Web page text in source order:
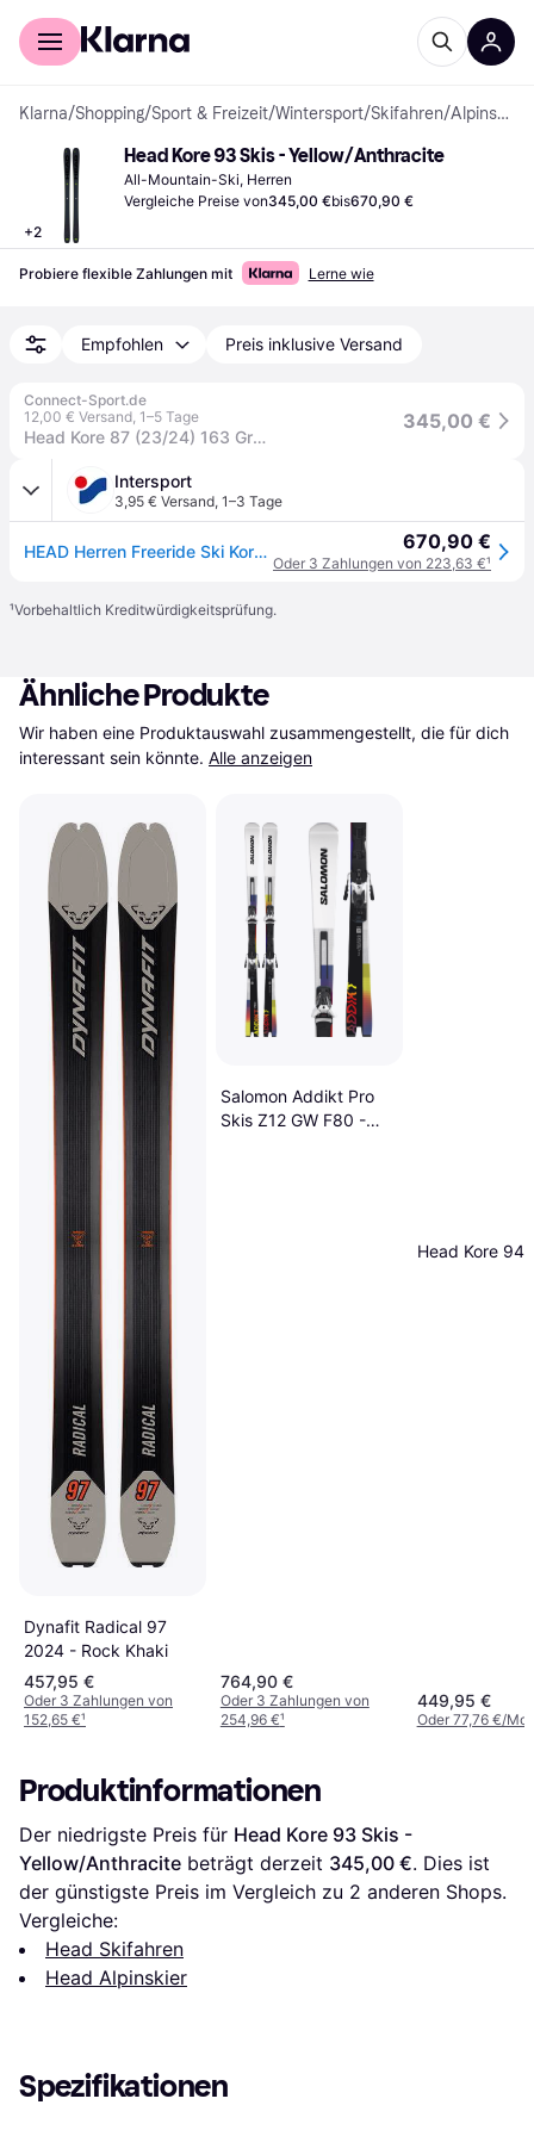
Für Shopper
Klarna/Shopping/Sport & Freizeit/Wintersport/Skifahren/ Alpinskier
+2
Head Kore 93 Skis - Yellow/Anthracite
All-Mountain-Ski, Herren
Vergleiche Preise von345,00 €bis670,90 €
Probiere flexible Zahlungen mit Lerne wie
Empfohlen Preis inklusive Versand
Connect-Sport.de
12,00 € Versand, 1–5 Tage
Head Kore 87 (23/24) 163 Gr/anth
345,00 €
Intersport
3,95 € Versand, 1–3 Tage
HEAD Herren Freeride Ski Kore 93 yw/anth 670,90 €
Oder 3 Zahlungen von 223,63 €¹
¹Vorbehaltlich Kreditwürdigkeitsprüfung.
Ähnliche Produkte
Wir haben eine Produktauswahl zusammengestellt, die für dich
interessant sein könnte. Alle anzeigen
Dynafit Radical 97
2024 - Rock Khaki
457,95 €
Oder 3 Zahlungen von
152,65 €¹
Salomon Addikt Pro
Skis Z12 GW F80 -
764,90 €
Oder 3 Zahlungen von
254,96 €¹
Head Kore 94
449,95 €
Oder 77,76 €/
Produktinformationen
Der niedrigste Preis für Head Kore 93 Skis -
Yellow/Anthracite beträgt derzeit 345,00 €. Dies ist
der günstigste Preis im Vergleich zu 2 anderen Shops.
Vergleiche:
Head Skifahren
Head Alpinskier
Spezifikationen